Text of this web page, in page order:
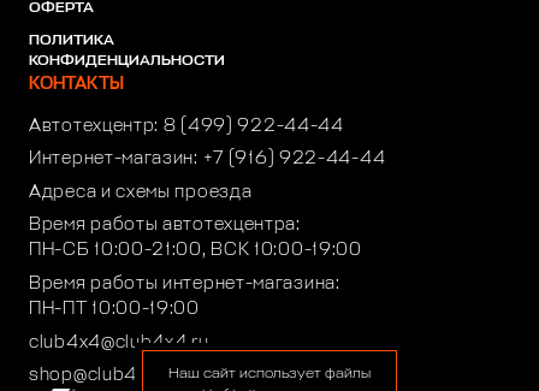
ОФЕРТА
ПОЛИТИКА
КОНФИДЕНЦИАЛЬНОСТИ
КОНТАКТЫ
Автотехцентр: 8 (499) 922-44-44
Интернет-магазин: +7 (916) 922-44-44
Адреса и схемы проезда
Время работы автотехцентра:
ПН-СБ 10:00-21:00, ВСК 10:00-19:00
Время работы интернет-магазина:
ПН-ПТ 10:00-19:00
club4x4@club4x4.ru
shop@club4x4.ruНаш сайт использует файлы